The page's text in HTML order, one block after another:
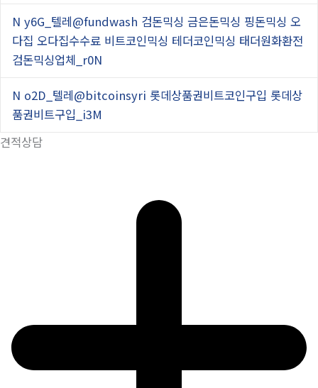
N y6G_텔레@fundwash 검돈믹싱 금은돈믹싱 핑돈믹싱 오
다집 오다집수수료 비트코인믹싱 테더코인믹싱 태더원화환전
검돈믹싱업체_r0N
N o2D_텔레@bitcoinsyri 롯데상품권비트코인구입 롯데상
품권비트구입_i3M
견적상담